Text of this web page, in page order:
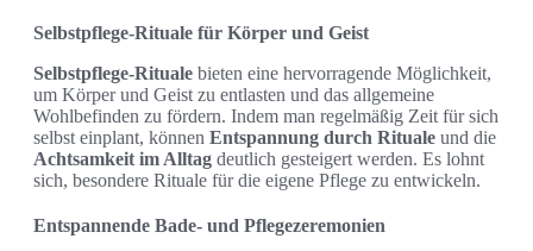
Selbstpflege-Rituale für Körper und Geist
Selbstpflege-Rituale bieten eine hervorragende Möglichkeit,
um Körper und Geist zu entlasten und das allgemeine
Wohlbefinden zu fördern. Indem man regelmäßig Zeit für sich
selbst einplant, können Entspannung durch Rituale und die
Achtsamkeit im Alltag deutlich gesteigert werden. Es lohnt
sich, besondere Rituale für die eigene Pflege zu entwickeln.
Entspannende Bade- und Pflegezeremonien